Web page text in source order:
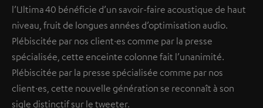
l’Ultima 40 bénéficie d’un savoir-faire acoustique de haut
niveau, fruit de longues années d’optimisation audio.
Plébiscitée par nos client·es comme par la presse
spécialisée, cette enceinte colonne fait l’unanimité.
Plébiscitée par la presse spécialisée comme par nos
client·es, cette nouvelle génération se reconnaît à son
sigle distinctif sur le tweeter.